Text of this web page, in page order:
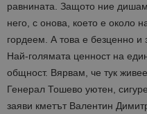
равнината. Защото ние
него, с онова, което е около
гордеем. А това е безценно
Най-голямата ценност на
общност. Вярвам, че тук
Генерал Тошево уютен,
заяви кметът Валентин